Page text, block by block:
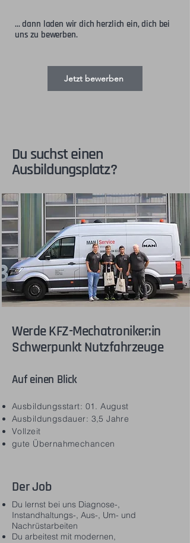
​... dann laden wir dich herzlich ein, dich bei
uns zu bewerben.
Jetzt bewerben
Du suchst einen
Ausbildungsplatz?
Werde KFZ-Mechatroniker:in
Schwerpunkt Nutzfahrzeuge
Auf einen Blick
Ausbildungsstart: 01. August
Ausbildungsdauer: 3,5 Jahre
Vollzeit
gute Übernahmechancen
Der Job
Du lernst bei uns Diagnose-,
Instandhaltungs-, Aus-, Um- und
Nachrüstarbeiten
Du arbeitest mit modernen,